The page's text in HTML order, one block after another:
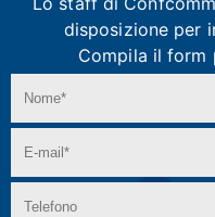
disposizione per
Compila il form